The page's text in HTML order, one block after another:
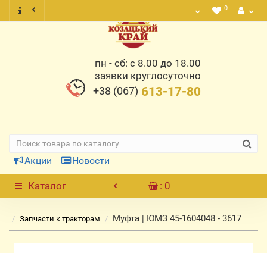
0
пн - сб: с 8.00 до 18.00
заявки круглосуточно
+38 (067) 613-17-80
Акции Новости
Каталог : 0
Запчасти к тракторам Муфта | ЮМЗ 45-1604048 - 3617